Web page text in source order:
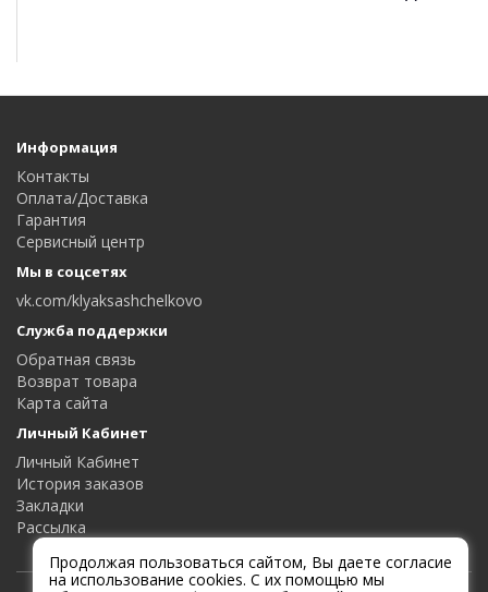
Информация
Контакты
Оплата/Доставка
Гарантия
Сервисный центр
Мы в соцсетях
vk.com/klyaksashchelkovo
Служба поддержки
Обратная связь
Возврат товара
Карта сайта
Личный Кабинет
Личный Кабинет
История заказов
Закладки
Рассылка
Продолжая пользоваться сайтом, Вы даете согласие
на использование cookies. С их помощью мы